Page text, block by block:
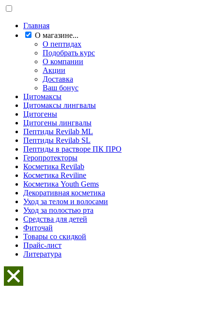
Главная
О магазине...
О пептидах
Подобрать курс
О компании
Акции
Доставка
Ваш бонус
Цитомаксы
Цитомаксы лингвалы
Цитогены
Цитогены лингвалы
Пептиды Revilab ML
Пептиды Revilab SL
Пептиды в растворе ПК ПРО
Геропротекторы
Косметика Revilab
Косметика Reviline
Косметика Youth Gems
Декоративная косметика
Уход за телом и волосами
Уход за полостью рта
Средства для детей
Фиточай
Товары со скидкой
Прайс-лист
Литература